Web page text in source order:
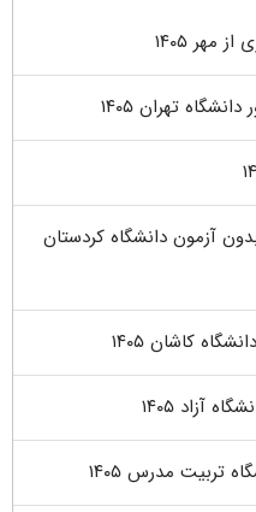
۱۴۰۵
تهران ۱۴۰۵
آزمون دانشگاه کردستان
کاشان ۱۴۰۵
آزاد ۱۴۰۵
تربیت مدرس ۱۴۰۵